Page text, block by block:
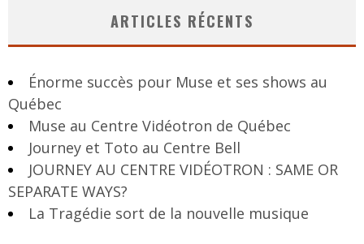
ARTICLES RÉCENTS
Énorme succès pour Muse et ses shows au
Québec
Muse au Centre Vidéotron de Québec
Journey et Toto au Centre Bell
JOURNEY AU CENTRE VIDÉOTRON : SAME OR
SEPARATE WAYS?
La Tragédie sort de la nouvelle musique